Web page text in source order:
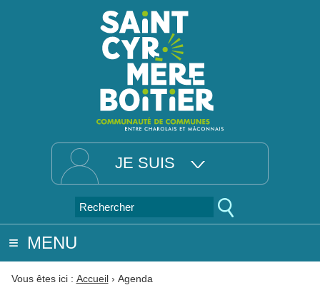
JE SUIS
MENU
Vous êtes ici : Accueil› Agenda